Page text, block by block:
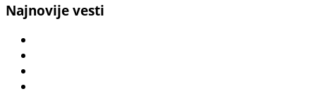
Najnovije vesti